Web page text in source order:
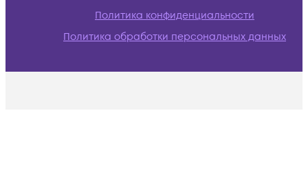
Политика конфиденциальности
Политика обработки персональных данных